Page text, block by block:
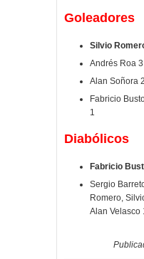
Goleadores
Silvio
Andrés Roa 3
Alan Soñora 2
Fabricio
1
Diabólicos
Fabricio
Sergio
Romero,
Alan Velasco